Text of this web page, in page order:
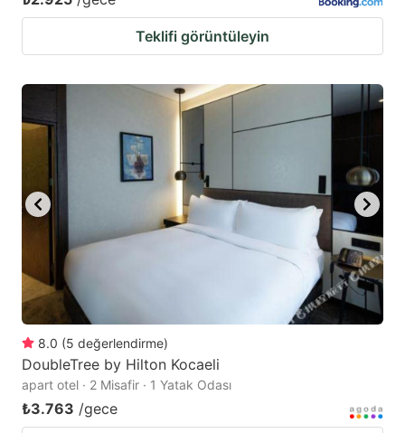
Teklifi görüntüleyin
8.0 (5 değerlendirme)
DoubleTree by Hilton Kocaeli
apart otel · 2 Misafir · 1 Yatak Odası
₺3.763 /gece